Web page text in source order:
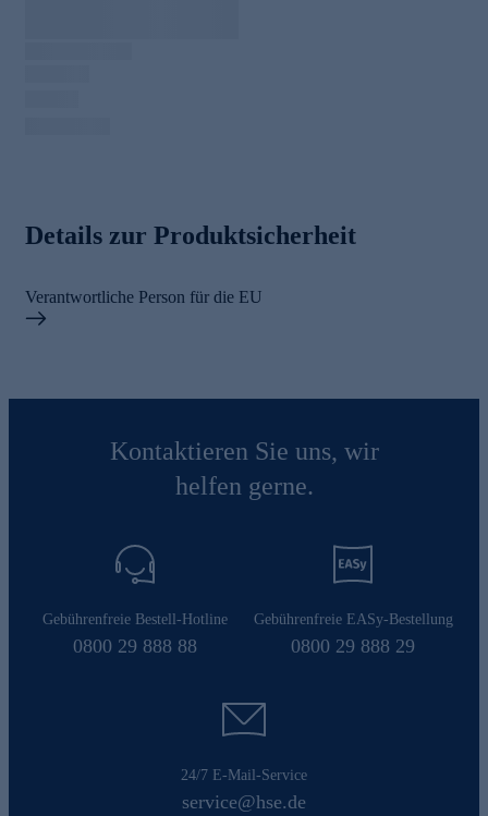
Details zur Produktsicherheit
Verantwortliche Person für die EU
Kontaktieren Sie uns, wir
helfen gerne.
Gebührenfreie Bestell-Hotline
0800 29 888 88
Gebührenfreie EASy-Bestellung
0800 29 888 29
24/7 E-Mail-Service
service@hse.de